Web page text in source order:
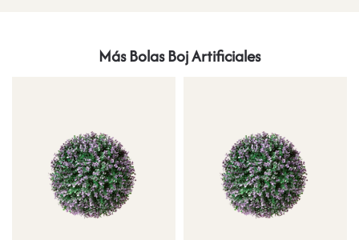
Más Bolas Boj Artificiales